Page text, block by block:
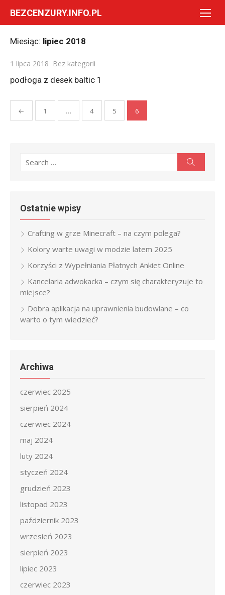
BEZCENZURY.INFO.PL
Miesiąc: lipiec 2018
Posted
1 lipca 2018 Bez kategorii
podłoga z desek baltic 1
Stronicowanie
wpisów
← 1 … 4 5 6
Search
Ostatnie wpisy
Crafting w grze Minecraft – na czym polega?
Kolory warte uwagi w modzie latem 2025
Korzyści z Wypełniania Płatnych Ankiet Online
Kancelaria adwokacka – czym się charakteryzuje to
miejsce?
Dobra aplikacja na uprawnienia budowlane – co
warto o tym wiedzieć?
Archiwa
czerwiec 2025
sierpień 2024
czerwiec 2024
maj 2024
luty 2024
styczeń 2024
grudzień 2023
listopad 2023
październik 2023
wrzesień 2023
sierpień 2023
lipiec 2023
czerwiec 2023